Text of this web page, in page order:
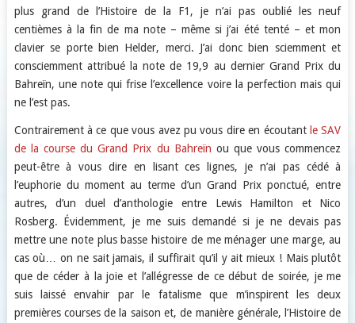
plus grand de l’Histoire de la F1, je n’ai pas oublié les neuf
centièmes à la fin de ma note – même si j’ai été tenté – et mon
clavier se porte bien Helder, merci. J’ai donc bien sciemment et
consciemment attribué la note de 19,9 au dernier Grand Prix du
Bahreïn, une note qui frise l’excellence voire la perfection mais qui
ne l’est pas.
Contrairement à ce que vous avez pu vous dire en écoutant le SAV
de la course du Grand Prix du Bahreïn ou que vous commencez
peut-être à vous dire en lisant ces lignes, je n’ai pas cédé à
l’euphorie du moment au terme d’un Grand Prix ponctué, entre
autres, d’un duel d’anthologie entre Lewis Hamilton et Nico
Rosberg. Évidemment, je me suis demandé si je ne devais pas
mettre une note plus basse histoire de me ménager une marge, au
cas où… on ne sait jamais, il suffirait qu’il y ait mieux ! Mais plutôt
que de céder à la joie et l’allégresse de ce début de soirée, je me
suis laissé envahir par le fatalisme que m’inspirent les deux
premières courses de la saison et, de manière générale, l’Histoire de